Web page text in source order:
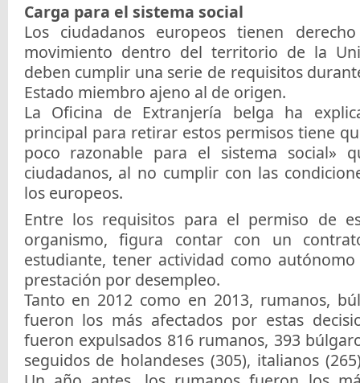
Carga para el sistema social
Los ciudadanos europeos tienen
movimiento dentro del territorio de la
deben cumplir una serie de requisitos
Estado miembro ajeno al de origen.
La Oficina de Extranjería belga ha
principal para retirar estos permisos tiene
poco razonable para el sistema social»
ciudadanos, al no cumplir con las
los europeos.
Entre los requisitos para el permiso de
organismo, figura contar con un
estudiante, tener actividad como
prestación por desempleo.
Tanto en 2012 como en 2013, rumanos,
fueron los más afectados por estas
fueron expulsados 816 rumanos, 393
seguidos de holandeses (305), italianos